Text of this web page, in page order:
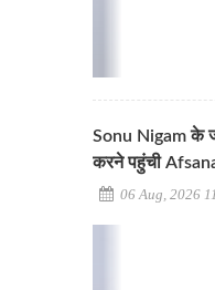
Sonu Nigam के
करने पहुंची
06 Aug, 2026